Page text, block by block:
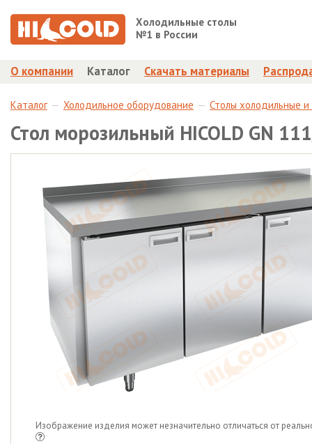
Холодильные столы
№1 в России
О компании Каталог Скачать материалы
Каталог Холодильное оборудование Столы холодильные
Стол морозильный HICOLD GN
Изображение изделия может незначительно отличаться от